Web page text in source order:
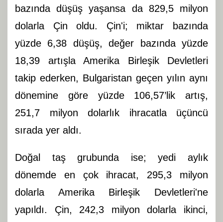
bazında düşüş yaşansa da 829,5 milyon
dolarla Çin oldu. Çin'i; miktar bazında
yüzde 6,38 düşüş, değer bazında yüzde
18,39 artışla Amerika Birleşik Devletleri
takip ederken, Bulgaristan geçen yılın aynı
dönemine göre yüzde 106,57’lik artış,
251,7 milyon dolarlık ihracatla üçüncü
sırada yer aldı.
Doğal taş grubunda ise; yedi aylık
dönemde en çok ihracat, 295,3 milyon
dolarla Amerika Birleşik Devletleri'ne
yapıldı. Çin, 242,3 milyon dolarla ikinci,